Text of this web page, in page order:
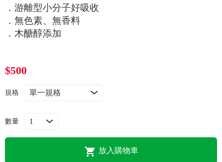
購物流程
常見問題
．游離型小分子好吸收
．無色素、無香料
．木醣醇添加
$500
規格
數量
放入購物車